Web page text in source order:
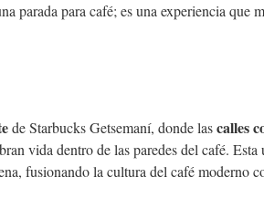
parada para café; es una experiencia que
de Starbucks Getsemaní, donde lascalles
vida dentro de las paredes del café. Esta
fusionando la cultura del café moderno